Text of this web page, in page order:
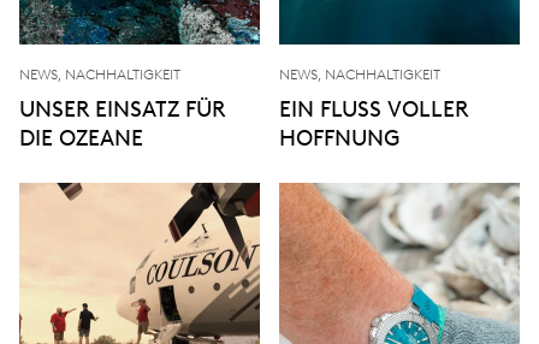
NEWS, NACHHALTIGKEIT
UNSER EINSATZ FÜR
DIE OZEANE
NEWS, NACHHALTIGKEIT
EIN FLUSS VOLLER
HOFFNUNG